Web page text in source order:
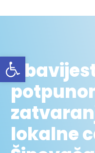
lokalne
Open toolbar